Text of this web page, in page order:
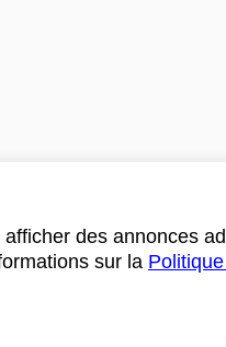
des annonces
sur la